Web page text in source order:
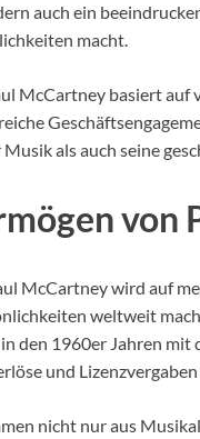
auch ein
macht.
McCartney basiert auf
als auch seine
von
McCartney wird auf
weltweit
den 1960er Jahren
und
nicht nur aus